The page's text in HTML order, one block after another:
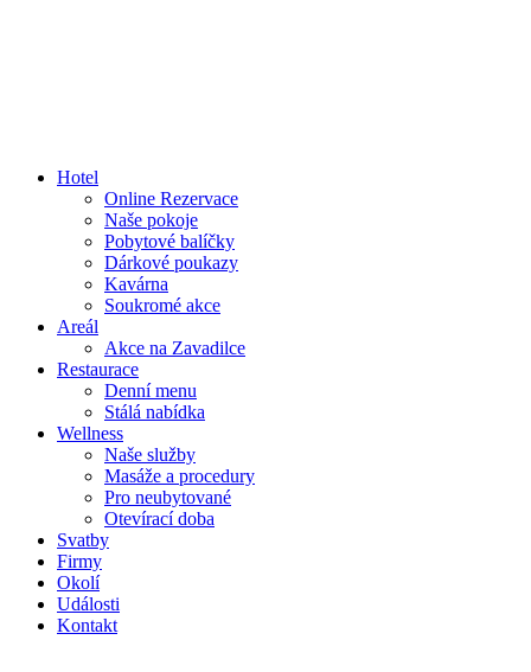
Hotel
Online Rezervace
Naše pokoje
Pobytové balíčky
Dárkové poukazy
Kavárna
Soukromé akce
Areál
Akce na Zavadilce
Restaurace
Denní menu
Stálá nabídka
Wellness
Naše služby
Masáže a procedury
Pro neubytované
Otevírací doba
Svatby
Firmy
Okolí
Události
Kontakt